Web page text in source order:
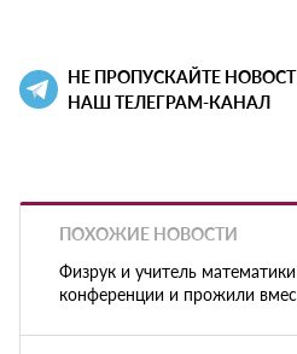
НЕ ПРОПУСКАЙТЕ
НАШ ТЕЛЕГРАМ-КАНАЛ
ПОХОЖИЕ НОВОСТИ
Физрук и учитель
конференции и прожили